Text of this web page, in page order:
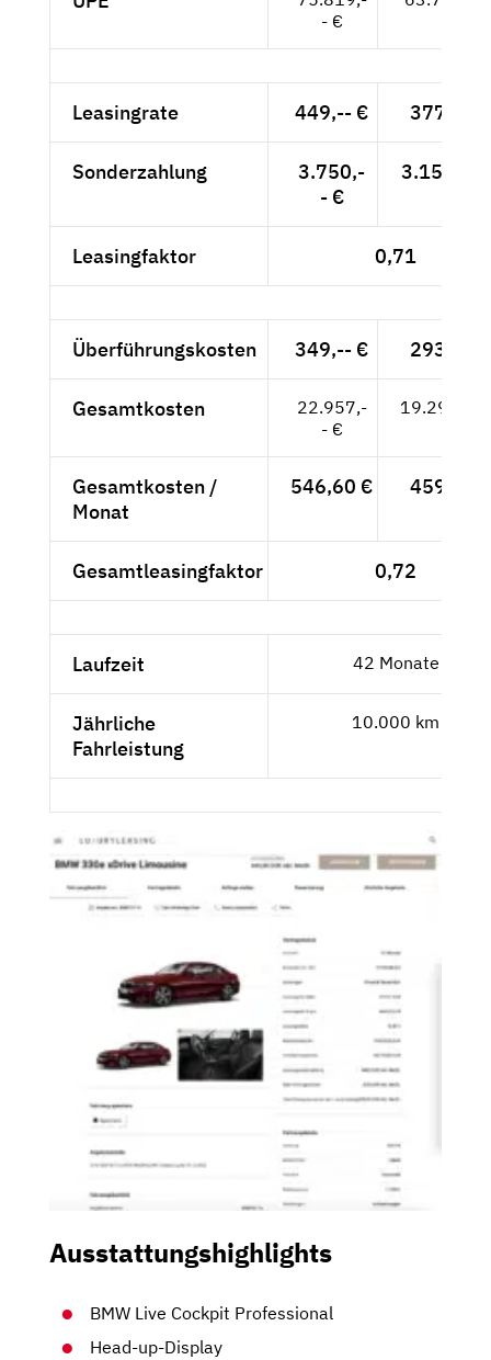
- €
Leasingrate 449,-- € 377,31 €
Sonderzahlung
3.750,-
- €
3.151,26
Leasingfaktor 0,71
Überführungskosten 349,-- € 293,28 €
Gesamtkosten
22.957,-
- €
19.291,60
Gesamtkosten /
Monat
546,60 € 459,32 €
Gesamtleasingfaktor 0,72
Laufzeit 42 Monate
Jährliche
Fahrleistung
10.000 km
Ausstattungshighlights
BMW Live Cockpit Professional
Head-up-Display